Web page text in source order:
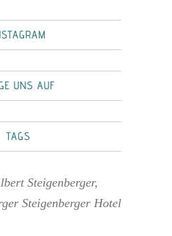
UNS AUF
TAGS
Steigenberger
Steigenberger Hotel